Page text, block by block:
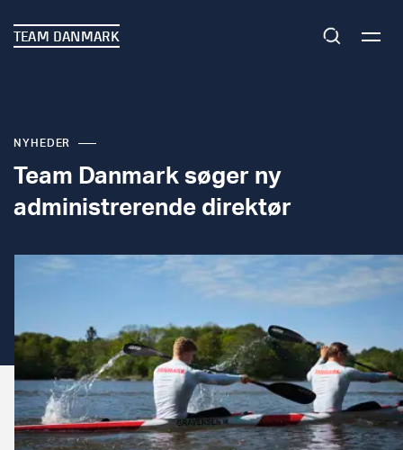
TEAM DANMARK
NYHEDER
Team Danmark søger ny
administrerende direktør